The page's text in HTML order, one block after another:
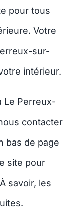
pour tous
Votre
sur-
intérieur.
Le Perreux-
contacter
bas de page
site pour
savoir, les